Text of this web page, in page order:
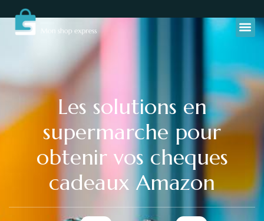
Les solutions en
supermarche pour
obtenir vos cheques
cadeaux Amazon